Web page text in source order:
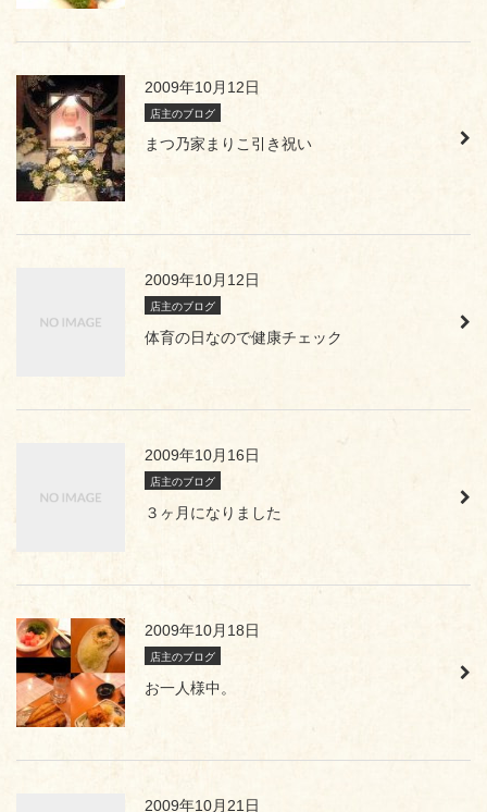
2009年10月12日
店主のブログ
まつ乃家まりこ引き祝い
2009年10月12日
店主のブログ
体育の日なので健康チェック
2009年10月16日
店主のブログ
３ヶ月になりました
2009年10月18日
店主のブログ
お一人様中。
2009年10月21日